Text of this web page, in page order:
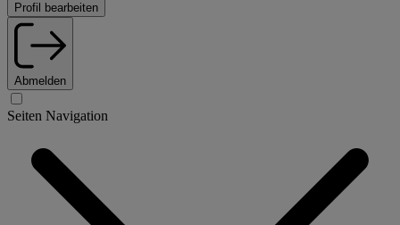
Profil bearbeiten
Abmelden
Seiten Navigation